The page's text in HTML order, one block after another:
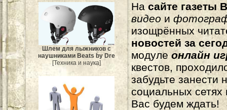
Шлем для лыжников с
наушниками Beats by Dre
[Техника и наука]
На сайте газеты
видео и
изощрённых
новостей за
модуле онлайн
квестов,
забудьте
социальных
Вас будем ждать!